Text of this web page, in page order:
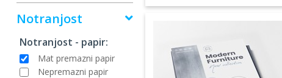
Notranjost
Notranjost - papir:
Mat premazni papir
Nepremazni papir